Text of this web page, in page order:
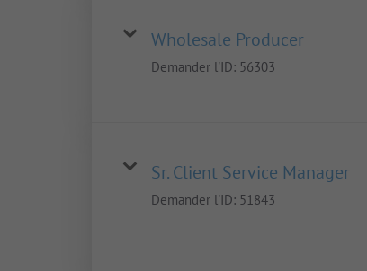
Wholesale Producer
Demander l'ID: 56303
Sr. Client Service Manager
Demander l'ID: 51843